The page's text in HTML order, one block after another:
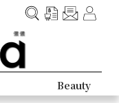
Beauty